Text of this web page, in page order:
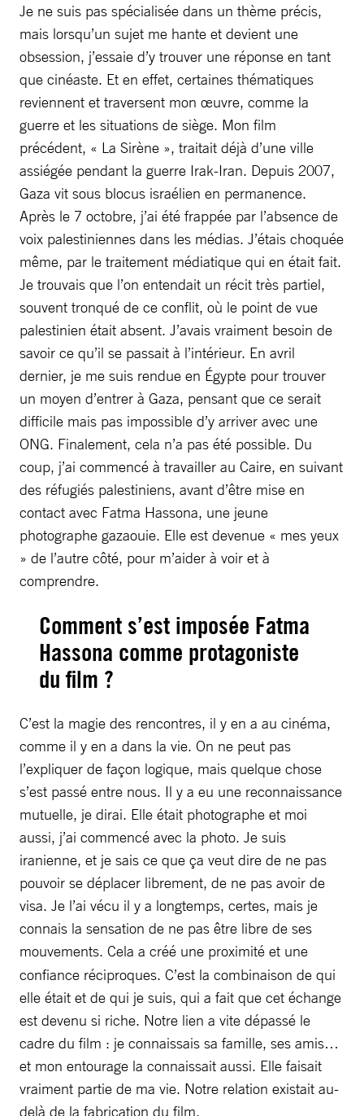
Je ne suis pas spécialisée dans un thème précis,
mais lorsqu’un sujet me hante et devient une
obsession, j’essaie d’y trouver une réponse en tant
que cinéaste. Et en effet, certaines thématiques
reviennent et traversent mon œuvre, comme la
guerre et les situations de siège. Mon film
précédent, « La Sirène », traitait déjà d’une ville
assiégée pendant la guerre Irak-Iran. Depuis 2007,
Gaza vit sous blocus israélien en permanence.
Après le 7 octobre, j’ai été frappée par l’absence de
voix palestiniennes dans les médias. J’étais choquée
même, par le traitement médiatique qui en était fait.
Je trouvais que l’on entendait un récit très partiel,
souvent tronqué de ce conflit, où le point de vue
palestinien était absent. J’avais vraiment besoin de
savoir ce qu’il se passait à l’intérieur. En avril
dernier, je me suis rendue en Égypte pour trouver
un moyen d’entrer à Gaza, pensant que ce serait
difficile mais pas impossible d’y arriver avec une
ONG. Finalement, cela n’a pas été possible. Du
coup, j’ai commencé à travailler au Caire, en suivant
des réfugiés palestiniens, avant d’être mise en
contact avec Fatma Hassona, une jeune
photographe gazaouie. Elle est devenue « mes yeux
» de l’autre côté, pour m’aider à voir et à
comprendre.
Comment s’est imposée Fatma
Hassona comme protagoniste
du film ?
C’est la magie des rencontres, il y en a au cinéma,
comme il y en a dans la vie. On ne peut pas
l’expliquer de façon logique, mais quelque chose
s’est passé entre nous. Il y a eu une reconnaissance
mutuelle, je dirai. Elle était photographe et moi
aussi, j’ai commencé avec la photo. Je suis
iranienne, et je sais ce que ça veut dire de ne pas
pouvoir se déplacer librement, de ne pas avoir de
visa. Je l’ai vécu il y a longtemps, certes, mais je
connais la sensation de ne pas être libre de ses
mouvements. Cela a créé une proximité et une
confiance réciproques. C’est la combinaison de qui
elle était et de qui je suis, qui a fait que cet échange
est devenu si riche. Notre lien a vite dépassé le
cadre du film : je connaissais sa famille, ses amis…
et mon entourage la connaissait aussi. Elle faisait
vraiment partie de ma vie. Notre relation existait au-
delà de la fabrication du film.